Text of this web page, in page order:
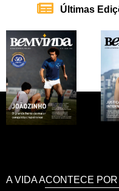
Últimas
A VIDA ACONTECE POR